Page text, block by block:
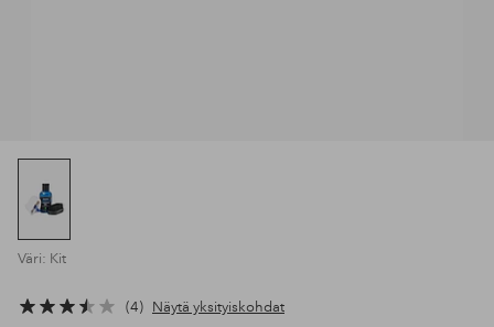
Väri: Kit
4 Näytä yksityiskohdat